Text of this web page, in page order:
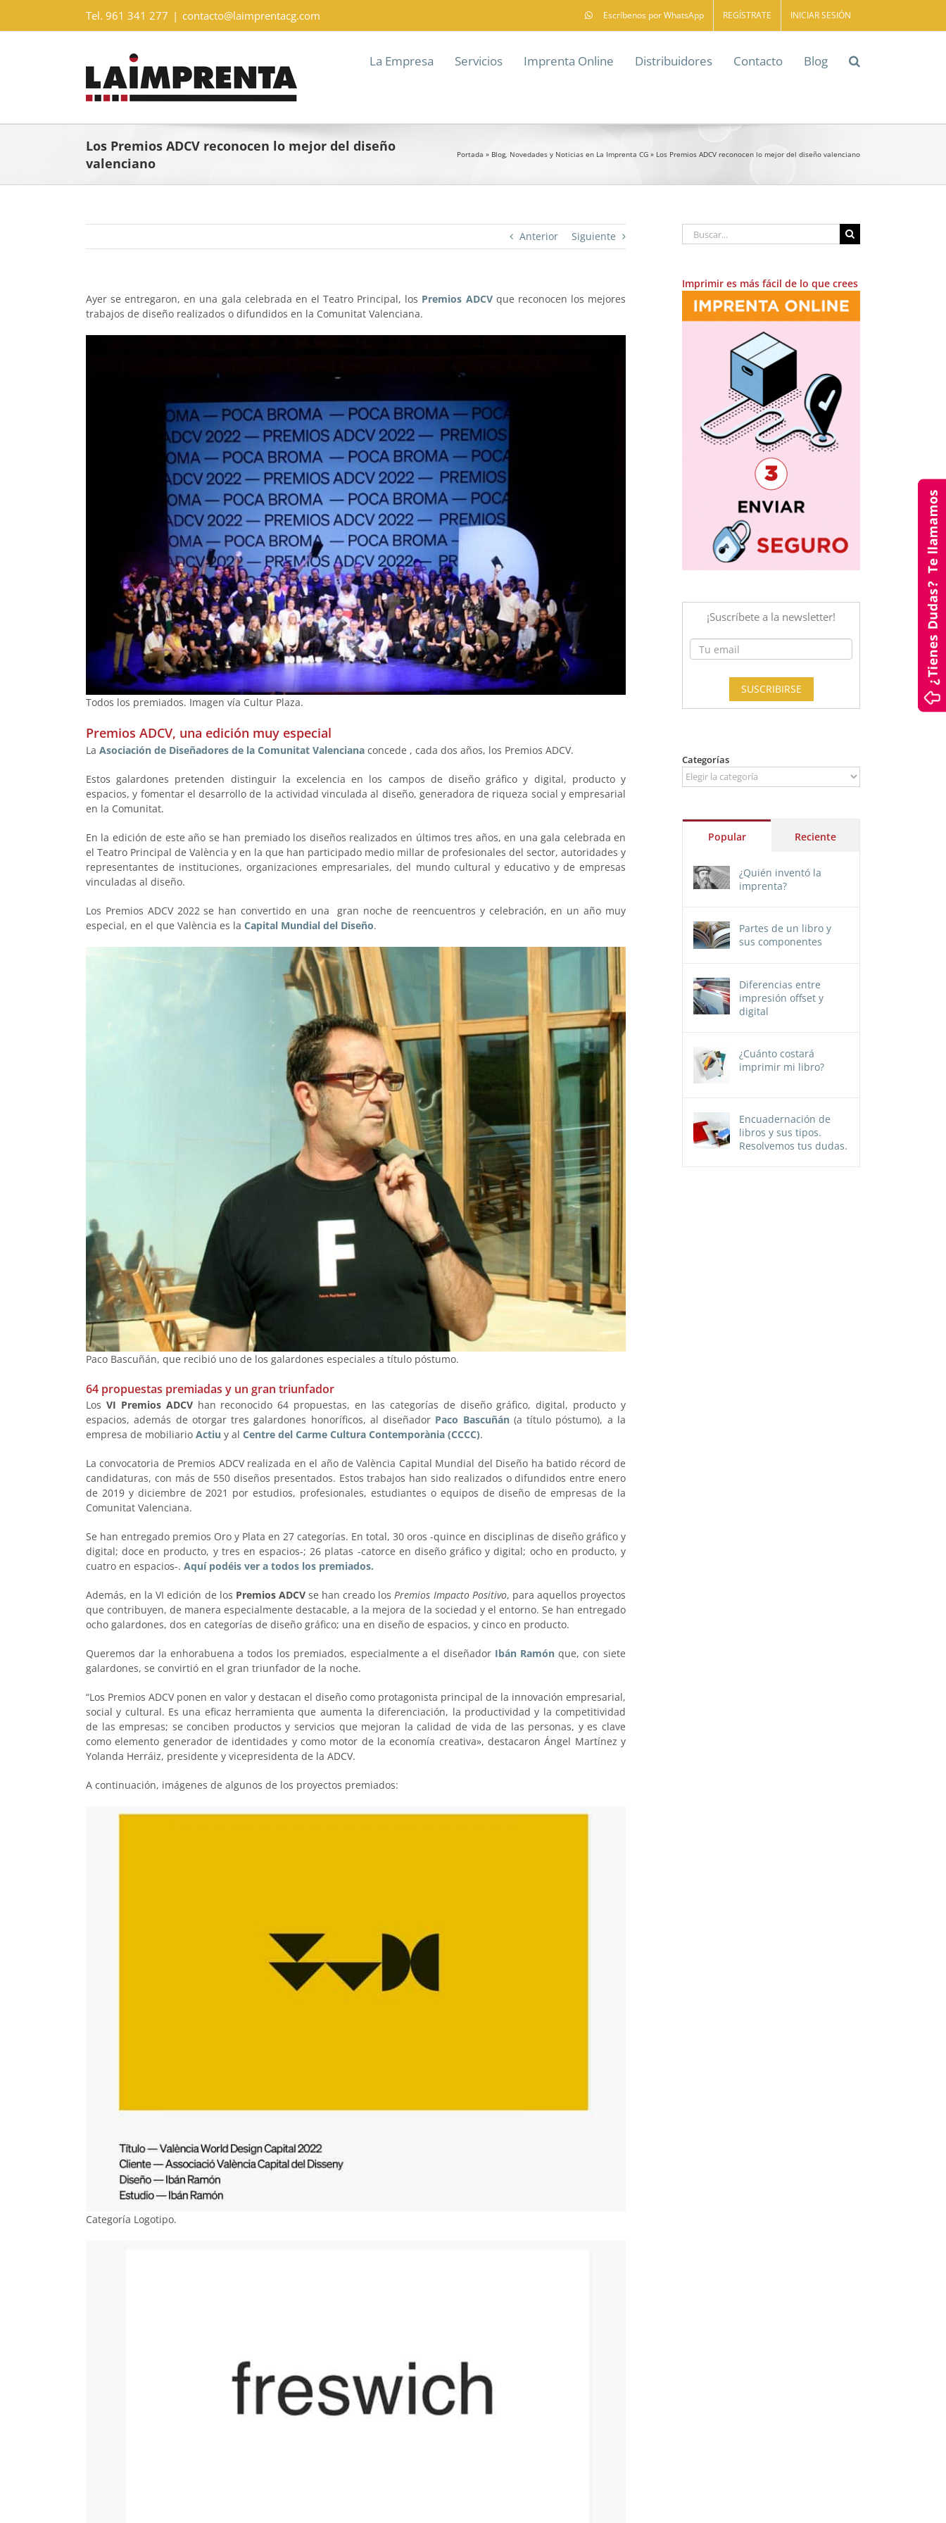
contenido
Tel. 961 341 277 | contacto@laimprentacg.com Escríbenos por WhatsApp REGÍSTRATE INICIAR SESIÓN
La Empresa Servicios Imprenta Online Distribuidores Contacto Blog
Los Premios ADCV reconocen lo mejor del diseño
valenciano
Portada » Blog, Novedades y Noticias en La Imprenta CG » Los Premios ADCV reconocen lo mejor del diseño valenciano
Anterior Siguiente
Ayer se entregaron, en una gala celebrada en el Teatro Principal, los Premios ADCVque reconocen los mejores
trabajos de diseño realizados o difundidos en la Comunitat Valenciana.
Todos los premiados. Imagen vía Cultur Plaza.
Premios ADCV, una edición muy especial
La Asociación de Diseñadores de la Comunitat Valenciana concede , cada dos años, los Premios ADCV.
Estos galardones pretenden distinguir la excelencia en los campos de diseño gráfico y digital, producto y
espacios, y fomentar el desarrollo de la actividad vinculada al diseño, generadora de riqueza social y empresarial
en la Comunitat.
En la edición de este año se han premiado los diseños realizados en últimos tres años, en una gala celebrada en
el Teatro Principal de València y en la que han participado medio millar de profesionales del sector, autoridades y
representantes de instituciones, organizaciones empresariales, del mundo cultural y educativo y de empresas
vinculadas al diseño.
Los Premios ADCV 2022 se han convertido en una gran noche de reencuentros y celebración, en un año muy
especial, en el que València es la Capital Mundial del Diseño.
Paco Bascuñán, que recibió uno de los galardones especiales a título póstumo.
64 propuestas premiadas y un gran triunfador
Los VI Premios ADCVhan reconocido 64 propuestas, en las categorías de diseño gráfico, digital, producto y
espacios, además de otorgar tres galardones honoríficos, al diseñador Paco Bascuñán(a título póstumo), a la
empresa de mobiliario Actiu y al Centre del Carme Cultura Contemporània (CCCC).
La convocatoria de Premios ADCV realizada en el año de València Capital Mundial del Diseño ha batido récord de
candidaturas, con más de 550 diseños presentados. Estos trabajos han sido realizados o difundidos entre enero
de 2019 y diciembre de 2021 por estudios, profesionales, estudiantes o equipos de diseño de empresas de la
Comunitat Valenciana.
Se han entregado premios Oro y Plata en 27 categorías. En total, 30 oros -quince en disciplinas de diseño gráfico y
digital; doce en producto, y tres en espacios-; 26 platas -catorce en diseño gráfico y digital; ocho en producto, y
cuatro en espacios-. Aquí podéis ver a todos los premiados.
Además, en la VI edición de los Premios ADCVse han creado losPremios Impacto Positivo, para aquellos proyectos
que contribuyen, de manera especialmente destacable, a la mejora de la sociedad y el entorno. Se han entregado
ocho galardones, dos en categorías de diseño gráfico; una en diseño de espacios, y cinco en producto.
Queremos dar la enhorabuena a todos los premiados, especialmente a el diseñador Ibán Ramón que, con siete
galardones, se convirtió en el gran triunfador de la noche.
“Los Premios ADCV ponen en valor y destacan el diseño como protagonista principal de la innovación empresarial,
social y cultural. Es una eficaz herramienta que aumenta la diferenciación, la productividad y la competitividad
de las empresas; se conciben productos y servicios que mejoran la calidad de vida de las personas, y es clave
como elemento generador de identidades y como motor de la economía creativa», destacaron Ángel Martínez y
Yolanda Herráiz, presidente y vicepresidenta de la ADCV.
A continuación, imágenes de algunos de los proyectos premiados:
Categoría Logotipo.
Buscar:
Imprimir es más fácil de lo que crees
Categorías
Categorías
Popular Reciente
¿Quién inventó la
imprenta?
Partes de un libro y
sus componentes
Diferencias entre
impresión offset y
digital
¿Cuánto costará
imprimir mi libro?
Encuadernación de
libros y sus tipos.
Resolvemos tus dudas.